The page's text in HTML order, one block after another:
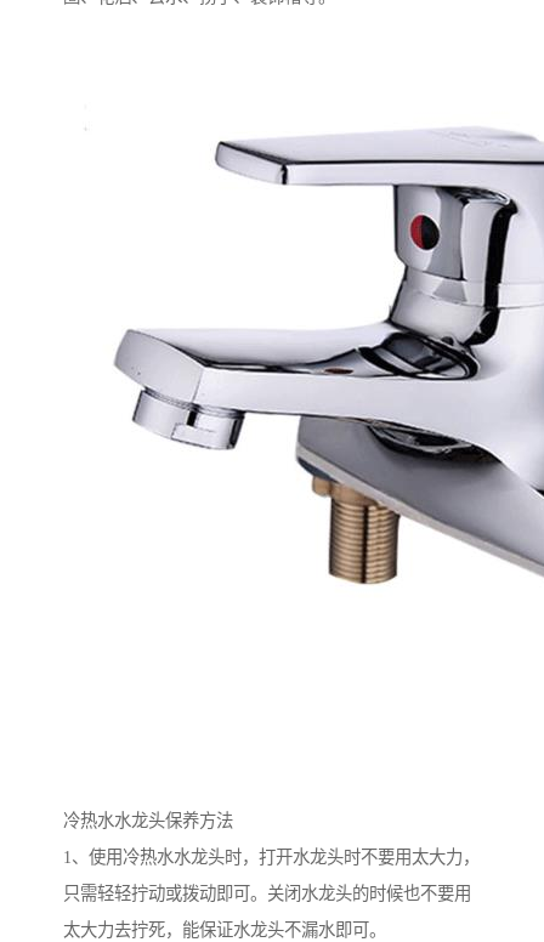
冷热水水龙头保养方法
1、使用冷热水水龙头时，打开水龙头时不要用太大力，
只需轻轻拧动或拨动即可。关闭水龙头的时候也不要用
太大力去拧死，能保证水龙头不漏水即可。